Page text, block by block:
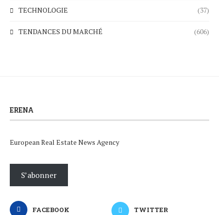
TECHNOLOGIE (37)
TENDANCES DU MARCHÉ (606)
ERENA
European Real Estate News Agency
S’abonner
FACEBOOK TWITTER